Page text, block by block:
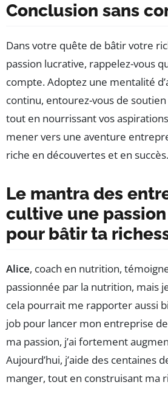
Conclusion sans
Dans votre quête de bâtir votre
passion lucrative, rappelez-vous
compte. Adoptez une mentalité
continu, entourez-vous de
tout en nourrissant vos
mener vers une aventure
riche en découvertes et en succès.
Le mantra des
cultive une
pour bâtir ta
Alice, coach en nutrition,
passionnée par la nutrition, mais
cela pourrait me rapporter aussi
job pour lancer mon entreprise
ma passion, j’ai fortement
Aujourd’hui, j’aide des centaines
manger, tout en construisant ma